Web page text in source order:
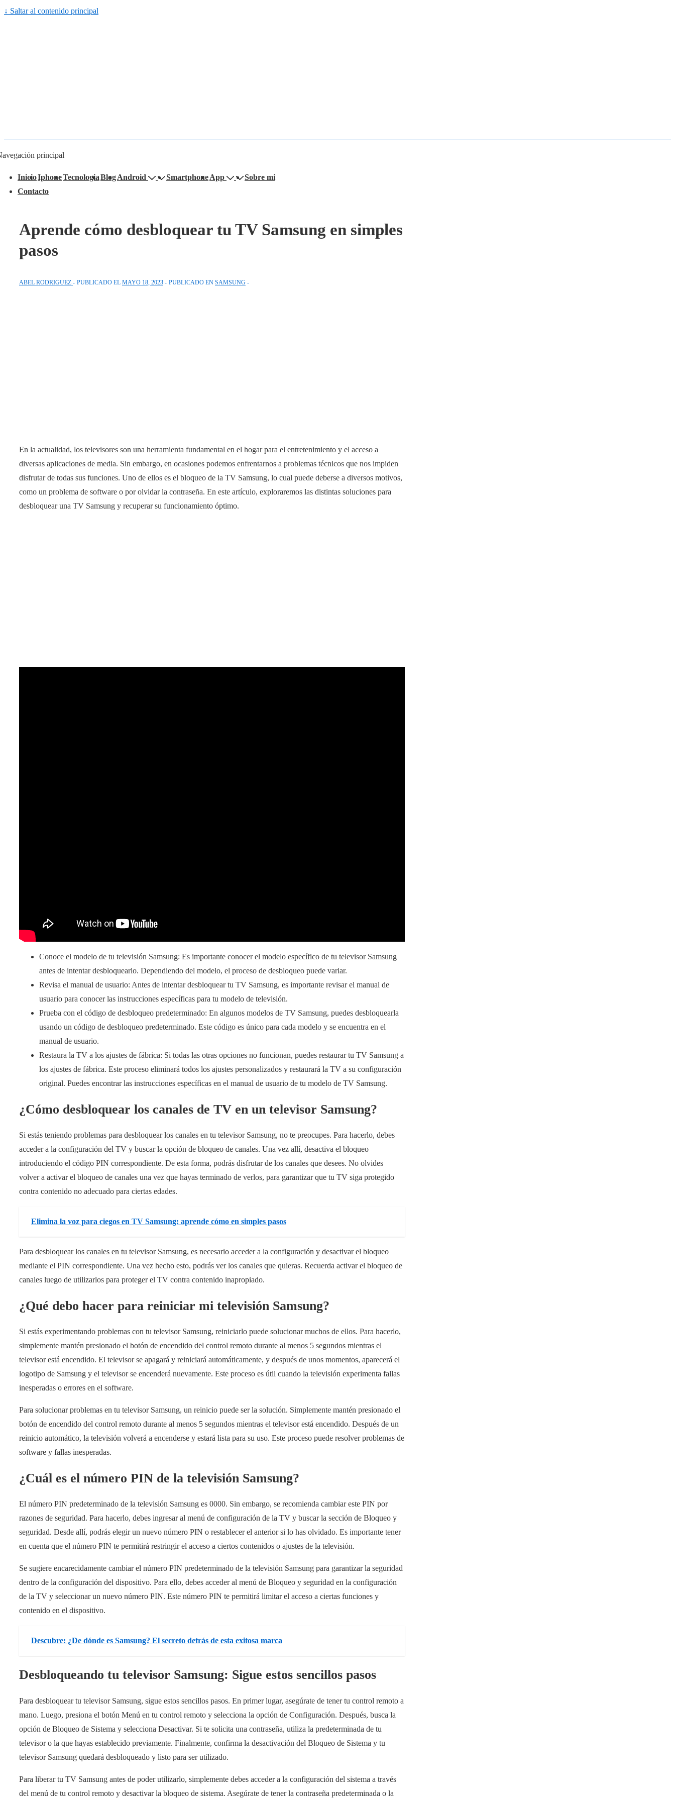
↓ Saltar al contenido principal
principal
InicioIphoneTecnologiaBlogAndroid SmartphoneApp
Sobre mi
Contacto
Aprende cómo desbloquear tu TV Samsung en simples
pasos
ABEL RODRIGUEZ PUBLICADO EL MAYO 18, 2023 PUBLICADO EN SAMSUNG
En la actualidad, los televisores son una herramienta fundamental en el hogar para el entretenimiento y el acceso a
diversas aplicaciones de media. Sin embargo, en ocasiones podemos enfrentarnos a problemas técnicos que nos impiden
disfrutar de todas sus funciones. Uno de ellos es el bloqueo de la TV Samsung, lo cual puede deberse a diversos motivos,
como un problema de software o por olvidar la contraseña. En este artículo, exploraremos las distintas soluciones para
desbloquear una TV Samsung y recuperar su funcionamiento óptimo.
Conoce el modelo de tu televisión Samsung: Es importante conocer el modelo específico de tu televisor Samsung
antes de intentar desbloquearlo. Dependiendo del modelo, el proceso de desbloqueo puede variar.
Revisa el manual de usuario: Antes de intentar desbloquear tu TV Samsung, es importante revisar el manual de
usuario para conocer las instrucciones específicas para tu modelo de televisión.
Prueba con el código de desbloqueo predeterminado: En algunos modelos de TV Samsung, puedes desbloquearla
usando un código de desbloqueo predeterminado. Este código es único para cada modelo y se encuentra en el
manual de usuario.
Restaura la TV a los ajustes de fábrica: Si todas las otras opciones no funcionan, puedes restaurar tu TV Samsung a
los ajustes de fábrica. Este proceso eliminará todos los ajustes personalizados y restaurará la TV a su configuración
original. Puedes encontrar las instrucciones específicas en el manual de usuario de tu modelo de TV Samsung.
¿Cómo desbloquear los canales de TV en un televisor Samsung?
Si estás teniendo problemas para desbloquear los canales en tu televisor Samsung, no te preocupes. Para hacerlo, debes
acceder a la configuración del TV y buscar la opción de bloqueo de canales. Una vez allí, desactiva el bloqueo
introduciendo el código PIN correspondiente. De esta forma, podrás disfrutar de los canales que desees. No olvides
volver a activar el bloqueo de canales una vez que hayas terminado de verlos, para garantizar que tu TV siga protegido
contra contenido no adecuado para ciertas edades.
Elimina la voz para ciegos en TV Samsung: aprende cómo en simples pasos
Para desbloquear los canales en tu televisor Samsung, es necesario acceder a la configuración y desactivar el bloqueo
mediante el PIN correspondiente. Una vez hecho esto, podrás ver los canales que quieras. Recuerda activar el bloqueo de
canales luego de utilizarlos para proteger el TV contra contenido inapropiado.
¿Qué debo hacer para reiniciar mi televisión Samsung?
Si estás experimentando problemas con tu televisor Samsung, reiniciarlo puede solucionar muchos de ellos. Para hacerlo,
simplemente mantén presionado el botón de encendido del control remoto durante al menos 5 segundos mientras el
televisor está encendido. El televisor se apagará y reiniciará automáticamente, y después de unos momentos, aparecerá el
logotipo de Samsung y el televisor se encenderá nuevamente. Este proceso es útil cuando la televisión experimenta fallas
inesperadas o errores en el software.
Para solucionar problemas en tu televisor Samsung, un reinicio puede ser la solución. Simplemente mantén presionado el
botón de encendido del control remoto durante al menos 5 segundos mientras el televisor está encendido. Después de un
reinicio automático, la televisión volverá a encenderse y estará lista para su uso. Este proceso puede resolver problemas de
software y fallas inesperadas.
¿Cuál es el número PIN de la televisión Samsung?
El número PIN predeterminado de la televisión Samsung es 0000. Sin embargo, se recomienda cambiar este PIN por
razones de seguridad. Para hacerlo, debes ingresar al menú de configuración de la TV y buscar la sección de Bloqueo y
seguridad. Desde allí, podrás elegir un nuevo número PIN o restablecer el anterior si lo has olvidado. Es importante tener
en cuenta que el número PIN te permitirá restringir el acceso a ciertos contenidos o ajustes de la televisión.
Se sugiere encarecidamente cambiar el número PIN predeterminado de la televisión Samsung para garantizar la seguridad
dentro de la configuración del dispositivo. Para ello, debes acceder al menú de Bloqueo y seguridad en la configuración
de la TV y seleccionar un nuevo número PIN. Este número PIN te permitirá limitar el acceso a ciertas funciones y
contenido en el dispositivo.
Descubre: ¿De dónde es Samsung? El secreto detrás de esta exitosa marca
Desbloqueando tu televisor Samsung: Sigue estos sencillos pasos
Para desbloquear tu televisor Samsung, sigue estos sencillos pasos. En primer lugar, asegúrate de tener tu control remoto a
mano. Luego, presiona el botón Menú en tu control remoto y selecciona la opción de Configuración. Después, busca la
opción de Bloqueo de Sistema y selecciona Desactivar. Si te solicita una contraseña, utiliza la predeterminada de tu
televisor o la que hayas establecido previamente. Finalmente, confirma la desactivación del Bloqueo de Sistema y tu
televisor Samsung quedará desbloqueado y listo para ser utilizado.
Para liberar tu TV Samsung antes de poder utilizarlo, simplemente debes acceder a la configuración del sistema a través
del menú de tu control remoto y desactivar la bloqueo de sistema. Asegúrate de tener la contraseña predeterminada o la